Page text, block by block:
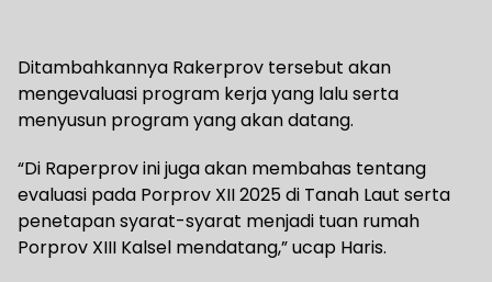
Ditambahkannya Rakerprov tersebut akan
mengevaluasi program kerja yang lalu serta
menyusun program yang akan datang.
“Di Raperprov ini juga akan membahas tentang
evaluasi pada Porprov XII 2025 di Tanah Laut serta
penetapan syarat-syarat menjadi tuan rumah
Porprov XIII Kalsel mendatang,” ucap Haris.